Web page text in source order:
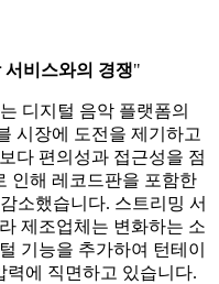
비스와의 경쟁"
디지털 음악 플랫폼의
시장에 도전을 제기하고
다 편의성과 접근성을 점
인해 레코드판을 포함한
소했습니다. 스트리밍 서
제조업체는 변화하는 소
기능을 추가하여 턴테이
력에 직면하고 있습니다.